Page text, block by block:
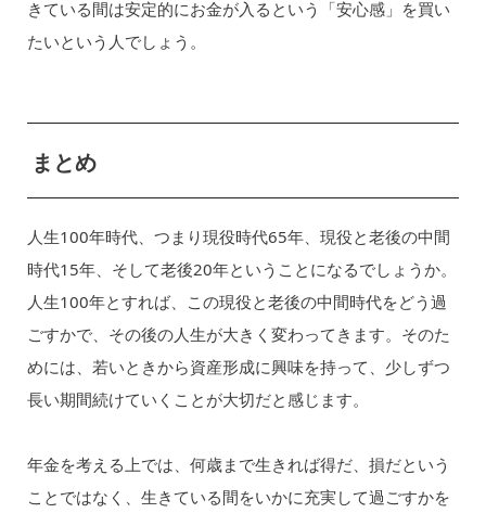
きている間は安定的にお金が入るという「安心感」を買い
たいという人でしょう。
まとめ
人生100年時代、つまり現役時代65年、現役と老後の中間
時代15年、そして老後20年ということになるでしょうか。
人生100年とすれば、この現役と老後の中間時代をどう過
ごすかで、その後の人生が大きく変わってきます。そのた
めには、若いときから資産形成に興味を持って、少しずつ
長い期間続けていくことが大切だと感じます。
年金を考える上では、何歳まで生きれば得だ、損だという
ことではなく、生きている間をいかに充実して過ごすかを